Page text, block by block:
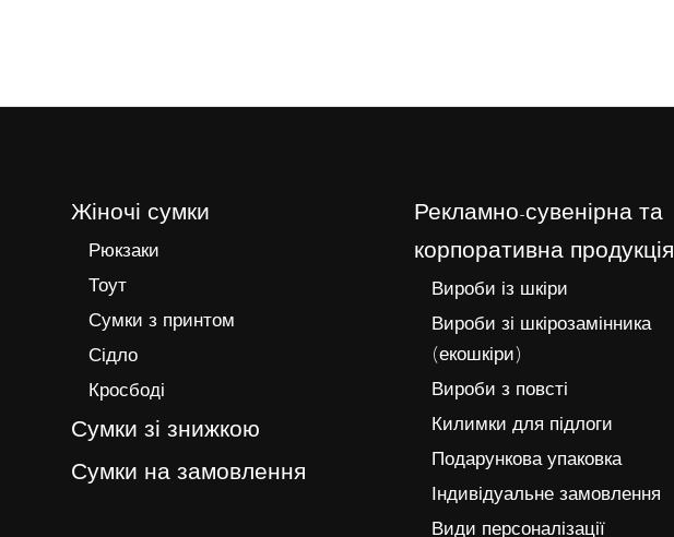
Жіночі сумки
Рюкзаки
Тоут
Сумки з принтом
Сідло
Кросбоді
Сумки зі знижкою
Сумки на замовлення
Рекламно-сувенірна та
корпоративна продукція
Вироби із шкіри
Вироби зі шкірозамінника
(екошкіри)
Вироби з повсті
Килимки для підлоги
Подарункова упаковка
Індивідуальне замовлення
Види персоналізації